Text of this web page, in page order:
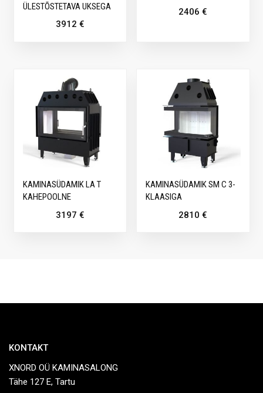
ÜLESTÕSTETAVA UKSEGA
3912 €
2406€
KAMINASÜDAMIK LA T
KAHEPOOLNE
3197 €
KAMINASÜDAMIK SM C 3-
KLAASIGA
2810€
KONTAKT
XNORD OÜ KAMINASALONG
Tähe 127 E, Tartu